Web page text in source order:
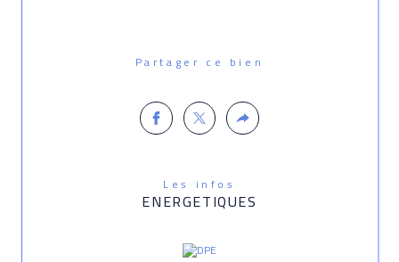
Partager ce bien
Les infos
ENERGETIQUES